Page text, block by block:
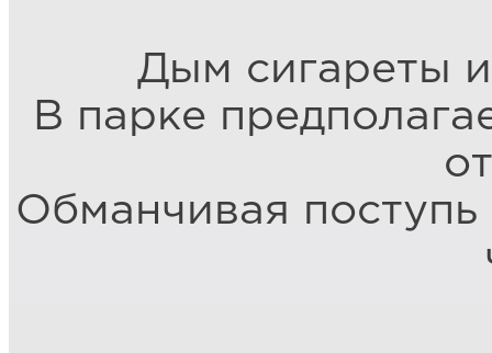
Дым сигареты
В парке
Обманчивая